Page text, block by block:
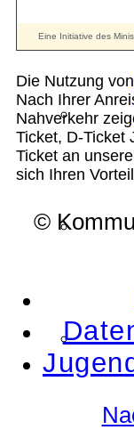
Die Nutzung von
Nach Ihrer
Nahverkehr
Ticket, D-Ticket
Ticket an
sich Ihren
©